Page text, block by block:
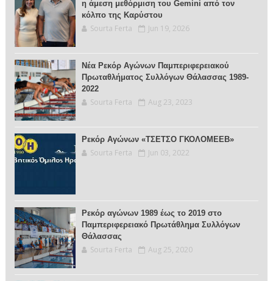
η άμεση μεθόρμιση του Gemini από τον
κόλπο της Καρύστου
Sourta Ferta Jun 19, 2026
Νέα Ρεκόρ Αγώνων Παμπεριφερειακού
Πρωταθλήματος Συλλόγων Θάλασσας 1989-
2022
Sourta Ferta Aug 23, 2023
Ρεκόρ Αγώνων «ΤΣΕΤΣΟ ΓΚΟΛΟΜΕΕΒ»
Sourta Ferta Jun 03, 2022
Ρεκόρ αγώνων 1989 έως το 2019 στο
Παμπεριφερειακό Πρωτάθλημα Συλλόγων
Θάλασσας
Sourta Ferta Aug 25, 2020